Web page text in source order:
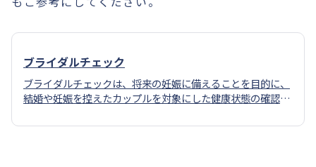
ブライダルチェック
ブライダルチェックは、将来の妊娠に備えることを目的に、
結婚や妊娠を控えたカップルを対象にした健康状態の確認の